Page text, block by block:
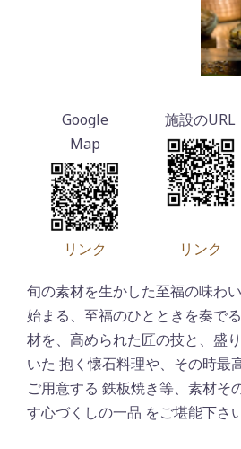
リンク リンク
旬の素材を生かした至福の味わ
始まる、至福のひとときを奏で
材を、高められた匠の技と、盛
いた 抱く懐石料理や、その時最
ご用意する 鉄板焼き等、素材そ
す心づくしの一品 をご堪能下さい